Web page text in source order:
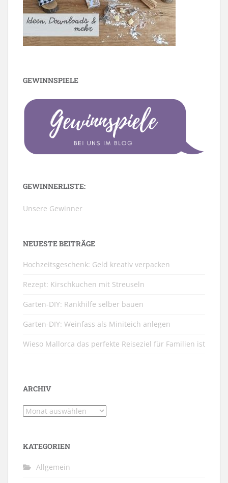
GEWINNSPIELE
GEWINNERLISTE:
Unsere Gewinner
NEUESTE BEITRÄGE
Hochzeitsgeschenk: Geld kreativ verpacken
Rezept: Kirschkuchen mit Streuseln
Garten-DIY: Rankhilfe selber bauen
Garten-DIY: Weinfass als Miniteich anlegen
Wieso Mallorca das perfekte Reiseziel für Familien ist
ARCHIV
Archiv
KATEGORIEN
Allgemein